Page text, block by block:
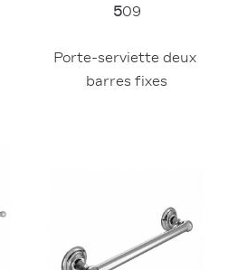
509
Porte-serviette deux
barres fixes